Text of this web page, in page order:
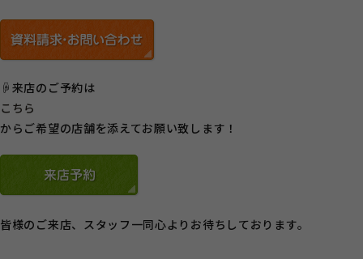
☟来店のご予約は
こちら
からご希望の店舗を添えてお願い致します！
皆様のご来店、スタッフ一同心よりお待ちしております。